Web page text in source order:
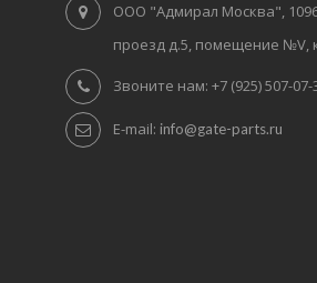
ООО "Адмирал Москва",
проезд д.5, помещение №V,
Звоните нам: +7 (925) 507-
E-mail: info@gate-parts.ru